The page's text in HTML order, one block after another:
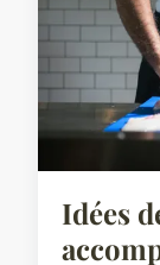
Idées